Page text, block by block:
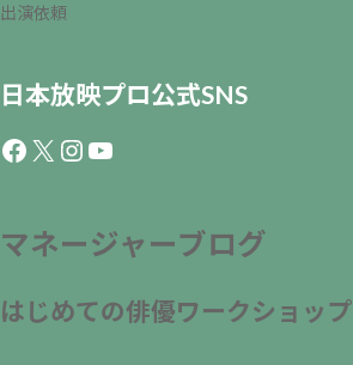
出演依頼
日本放映プロ公式SNS
Facebook
X Instagram
YouTube
マネージャーブログ
はじめての俳優ワークショップ